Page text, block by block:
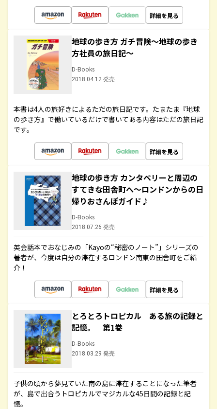
詳細を見る
地球の歩き方 ガチ冒険～地球の歩き
方社員の旅日記～
D-Books
2018.04.12 発売
本書は4人の旅好きによるただの旅日記です。たまたま『地球
の歩き方』で働いているだけで書いてある内容はただの旅日記
です。
詳細を見る
地球の歩き方 カンタベリーと周辺の
すてきな田舎町へ～ロンドンからの日
帰りおさんぽガイド♪
D-Books
2018.07.26 発売
英会話本でおなじみの「Kayoの“秘密のノート”」シリーズの
著者が、今度は自分の滞在するロンドン南東の田舎町をご紹
介！
詳細を見る
とろとろトロピカル ある旅の記録と
記憶。 第1巻
D-Books
2018.03.29 発売
子供の頃から夢見ていた南の島に滞在することになった筆者
が、島で出合うトロピカルでマジカルな45日間の記録と記
憶。